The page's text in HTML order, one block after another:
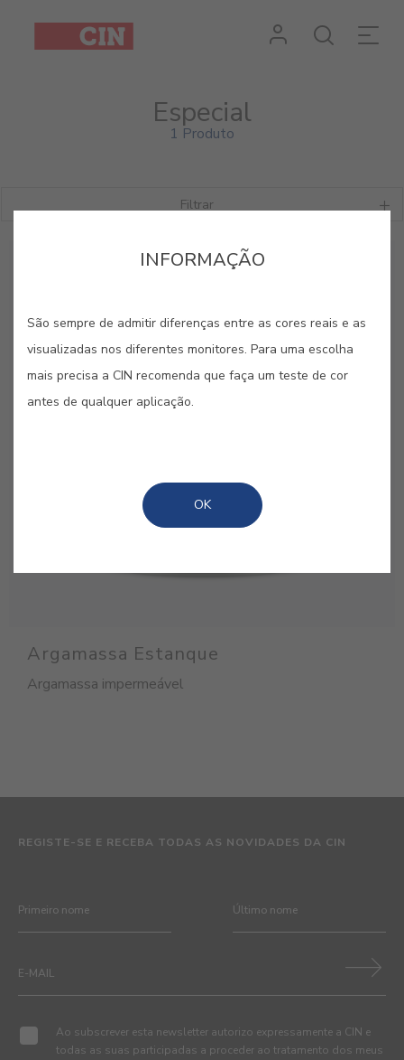
Especial
1 Produto
Filtrar
Argamassa Estanque
Argamassa impermeável
REGISTE-SE E RECEBA TODAS AS NOVIDADES DA CIN
Ao subscrever esta newsletter autorizo expressamente a CIN e
todas as suas participadas a proceder ao tratamento dos meus
INFORMAÇÃO
São sempre de admitir diferenças entre as cores reais e as
visualizadas nos diferentes monitores. Para uma escolha
mais precisa a CIN recomenda que faça um teste de cor
antes de qualquer aplicação.
OK